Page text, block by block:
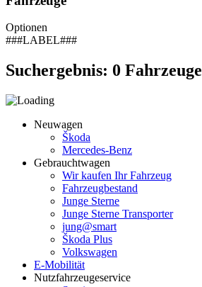
Optionen
###LABEL###
Suchergebnis: 0 Fahrzeuge
Neuwagen
Škoda
Mercedes-Benz
Gebrauchtwagen
Wir kaufen Ihr Fahrzeug
Fahrzeugbestand
Junge Sterne
Junge Sterne Transporter
jung@smart
Škoda Plus
Volkswagen
E-Mobilität
Nutzfahrzeugeservice